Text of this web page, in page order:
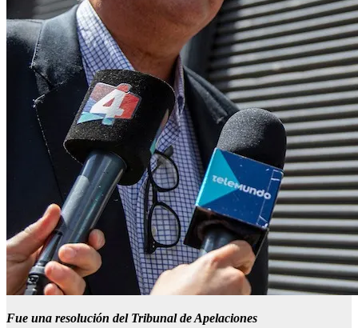
Fue una resolución del Tribunal de Apelaciones